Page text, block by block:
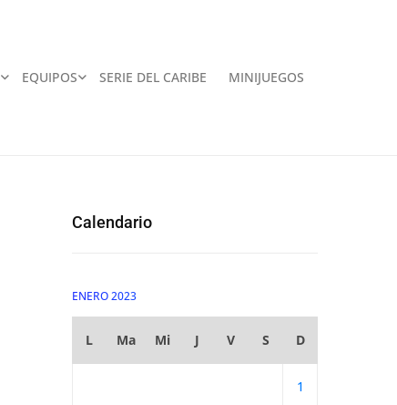
EQUIPOS SERIE DEL CARIBE MINIJUEGOS
Calendario
ENERO 2023
L Ma Mi J V S D
1